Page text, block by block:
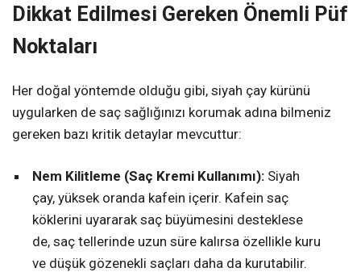
Dikkat Edilmesi Gereken Önemli Püf
Noktaları
Her doğal yöntemde olduğu gibi, siyah çay kürünü
uygularken de saç sağlığınızı korumak adına bilmeniz
gereken bazı kritik detaylar mevcuttur:
Nem Kilitleme (Saç Kremi Kullanımı): Siyah
çay, yüksek oranda kafein içerir. Kafein saç
köklerini uyararak saç büyümesini desteklese
de, saç tellerinde uzun süre kalırsa özellikle kuru
ve düşük gözenekli saçları daha da kurutabilir.